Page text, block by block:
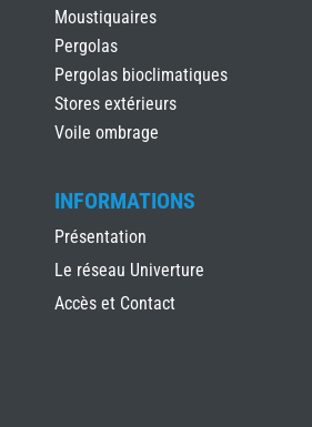
Moustiquaires
Pergolas
Pergolas bioclimatiques
Stores extérieurs
Voile ombrage
INFORMATIONS
Présentation
Le réseau Univerture
Accès et Contact